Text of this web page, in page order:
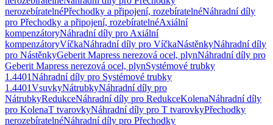
nerozebíratelnéPřechodky a připojení, rozebíratelnéNáhradní díly
pro Přechodky a připojení, rozebíratelnéAxiální
kompenzátoryNáhradní díly pro Axiální
kompenzátoryVíčkaNáhradní díly pro VíčkaNástěnkyNáhradní díly
pro NástěnkyGeberit Mapress nerezová ocel, plynNáhradní díly pro
Geberit Mapress nerezová ocel, plynSystémové trubky
1.4401Náhradní díly pro Systémové trubky
1.4401VsuvkyNátrubkyNáhradní díly pro
NátrubkyRedukceNáhradní díly pro RedukceKolenaNáhradní díly
pro KolenaT tvarovkyNáhradní díly pro T tvarovkyPřechodky
nerozebíratelnéNáhradní díly pro Přechodky